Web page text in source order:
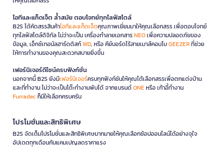
ไอทีและแก็ดเจ็ต ล้ำสมัย ตอบโจทย์ทุกไลฟ์สไตล์
B2S ได้คัดสรรสินค้าไอทีและแก็ดเจ็ตคุณภาพเยี่ยมมาให้คุณเลือกสรร เพื่อตอบโจทย์
ทุกไลฟ์สไตล์ดิจิทัล ไม่ว่าจะเป็น เครื่องทำลายเอกสารNEOเพื่อความปลอดภัยของ
ข้อมูล, เอ็กซ์เทอนัลฮาร์ดดิสก์WD, หรือ คีย์บอร์ดไร้สายเมาส์คอมโบGEEZERที่ช่วย
ให้การทำงานของคุณสะดวกสบายยิ่งขึ้น
เฟอร์นิเจอร์ดีไซน์ครบฟังก์ชั่น
นอกจากนี้ B2S ยังมีเฟอร์นิเจอร์ครบทุกฟังก์ชันให้คุณได้เลือกสรรเพื่อตกแต่งบ้าน
และที่ทำงาน ไม่ว่าจะเป็นโต๊ะทำงานพับได้ จากแบรนด์ONEหรือ เก้าอี้ทำงาน
Furradecก็มีให้เลือกครบครัน
โปรโมชั่นและสิทธิพิเศษ
B2S จัดเต็มโปรโมชั่นและสิทธิพิเศษมากมายให้คุณเลือกช้อปออนไลน์ได้อย่างจุใจ
อัปเดตทุกเดือนกับแคมเปญลดราคาแรง